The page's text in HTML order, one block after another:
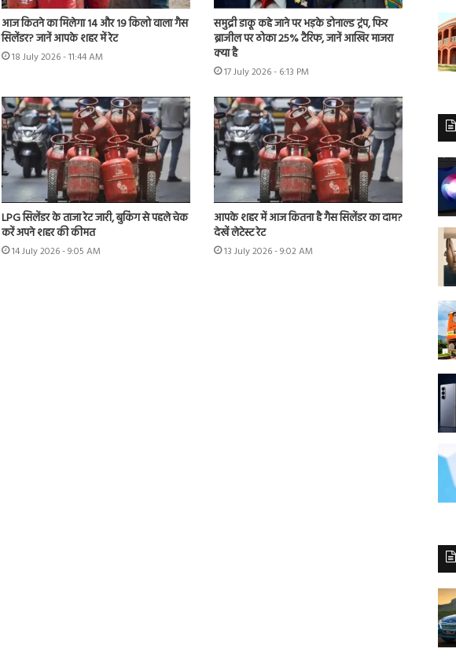
आज कितने का मिलेगा 14 और 19 किलो वाला गैस
सिलेंडर? जानें आपके शहर में रेट
18 July 2026 - 11:44 AM
समुद्री डाकू कहे जाने पर भड़के डोनाल्ड ट्रंप, फिर
ब्राजील पर ठोका 25% टैरिफ, जानें आखिर माजरा
क्या है
17 July 2026 - 6:13 PM
LPG सिलेंडर के ताजा रेट जारी, बुकिंग से पहले चेक
करें अपने शहर की कीमत
14 July 2026 - 9:05 AM
आपके शहर में आज कितना है गैस सिलेंडर का दाम?
देखें लेटेस्ट रेट
13 July 2026 - 9:02 AM